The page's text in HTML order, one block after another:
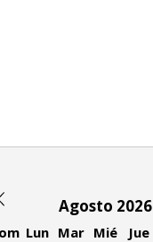
Agosto 2026
Lun Mar Mié Jue